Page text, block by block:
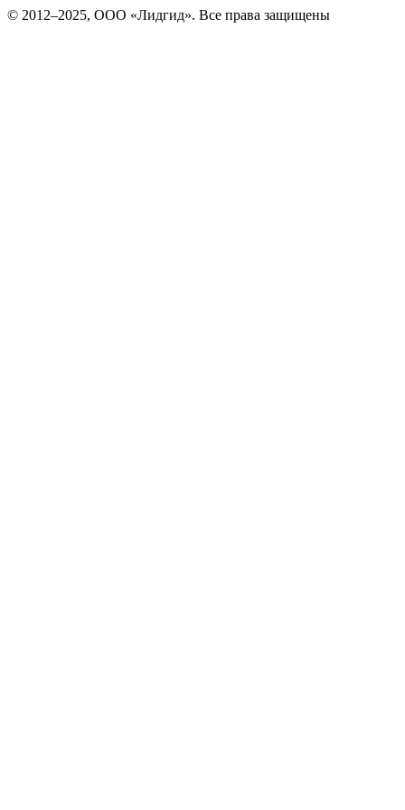
© 2012–2025, ООО «Лидгид». Все права защищены